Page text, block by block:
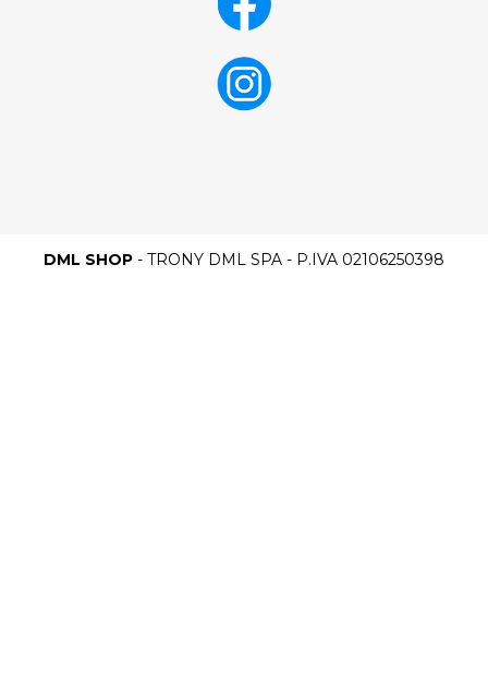
DML SHOP - TRONY DML SPA - P.IVA 02106250398